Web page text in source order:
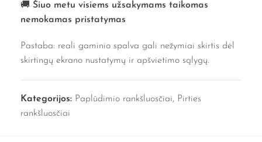
🚚 Šiuo metu visiems užsakymams taikomas
nemokamas pristatymas
Pastaba: reali gaminio spalva gali nežymiai skirtis dėl
skirtingų ekrano nustatymų ir apšvietimo sąlygų.
Kategorijos: Paplūdimio rankšluosčiai, Pirties
rankšluosčiai